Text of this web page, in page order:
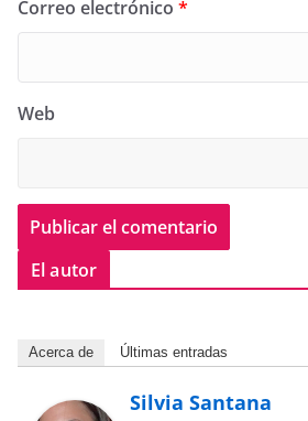
Correo electrónico *
Web
El autor
Acerca de Últimas entradas
Silvia Santana